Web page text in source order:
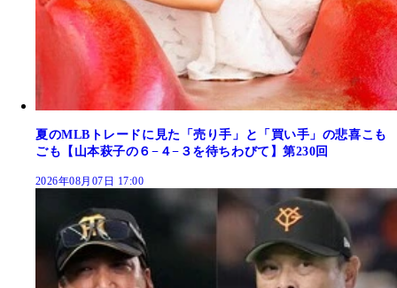
夏のMLBトレードに見た「売り手」と「買い手」の悲喜こも
ごも【山本萩子の６−４−３を待ちわびて】第230回
2026年08月07日 17:00